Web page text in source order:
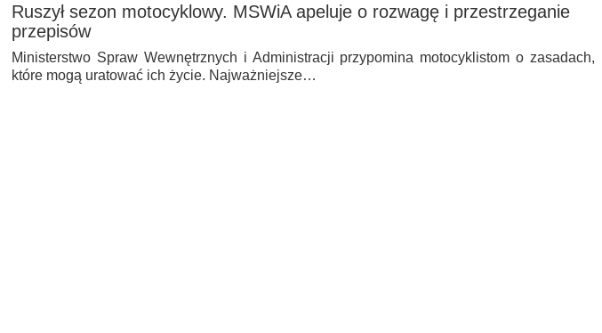
Ruszył sezon motocyklowy. MSWiA apeluje o rozwagę i przestrzeganie
przepisów
Ministerstwo Spraw Wewnętrznych i Administracji przypomina motocyklistom o zasadach,
które mogą uratować ich życie. Najważniejsze…